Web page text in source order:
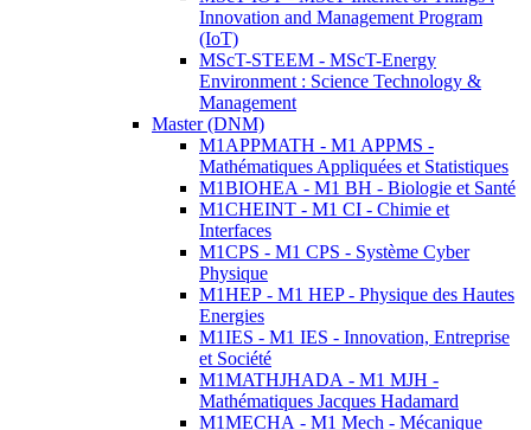
Innovation and Management Program
(IoT)
MScT-STEEM - MScT-Energy
Environment : Science Technology &
Management
Master (DNM)
M1APPMATH - M1 APPMS -
Mathématiques Appliquées et Statistiques
M1BIOHEA - M1 BH - Biologie et Santé
M1CHEINT - M1 CI - Chimie et
Interfaces
M1CPS - M1 CPS - Système Cyber
Physique
M1HEP - M1 HEP - Physique des Hautes
Energies
M1IES - M1 IES - Innovation, Entreprise
et Société
M1MATHJHADA - M1 MJH -
Mathématiques Jacques Hadamard
M1MECHA - M1 Mech - Mécanique